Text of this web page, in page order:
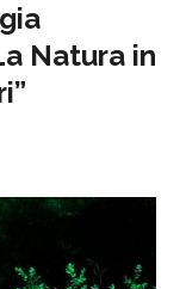
Natura in